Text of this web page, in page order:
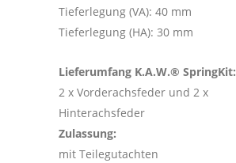
Tieferlegung (VA): 40 mm
Tieferlegung (HA): 30 mm
Lieferumfang K.A.W.® SpringKit:
2 x Vorderachsfeder und 2 x
Hinterachsfeder
Zulassung:
mit Teilegutachten